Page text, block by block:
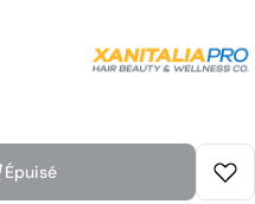
XanitaliaPro Tête
Pour XanitaliaPro
Épuisé